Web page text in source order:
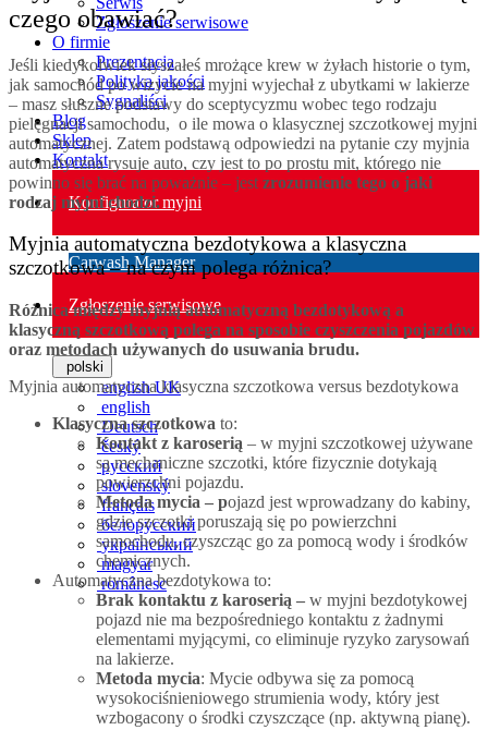
Zgłoszenie serwisowe
O firmie
Prezentacja
Polityka jakości
Sygnaliści
Blog
Sklep
Kontakt
Konfigurator myjni
Carwash Manager
Zgłoszenie serwisowe
polski
english UK
english
Deutsch
český
русский
slovenský
français
белорусский
український
magyar
românesc
czego obawiać?
Jeśli kiedykolwiek słyszałeś mrożące krew w żyłach historie o tym,
jak samochód po wizycie na myjni wyjechał z ubytkami w lakierze
– masz słuszne podstawy do sceptycyzmu wobec tego rodzaju
pielęgnacji samochodu, o ile mowa o klasycznej szczotkowej myjni
automatycznej. Zatem podstawą odpowiedzi na pytanie czy myjnia
automatyczna rysuje auto, czy jest to po prostu mit, którego nie
powinno się brać na poważnie – jest zrozumienie tego o jaki
rodzaj myjni chodzi.
Myjnia automatyczna bezdotykowa a klasyczna
szczotkowa – na czym polega różnica?
Różnica między myjnią automatyczną bezdotykową a
klasyczną szczotkową polega na sposobie czyszczenia pojazdów
oraz metodach używanych do usuwania brudu.
Myjnia automatyczna klasyczna szczotkowa versus bezdotykowa
Klasyczna szczotkowa to:
Kontakt z karoserią – w myjni szczotkowej używane
są mechaniczne szczotki, które fizycznie dotykają
powierzchni pojazdu.
Metoda mycia – pojazd jest wprowadzany do kabiny,
gdzie szczotki poruszają się po powierzchni
samochodu, czyszcząc go za pomocą wody i środków
chemicznych.
Automatyczna bezdotykowa to:
Brak kontaktu z karoserią – w myjni bezdotykowej
pojazd nie ma bezpośredniego kontaktu z żadnymi
elementami myjącymi, co eliminuje ryzyko zarysowań
na lakierze.
Metoda mycia: Mycie odbywa się za pomocą
wysokociśnieniowego strumienia wody, który jest
wzbogacony o środki czyszczące (np. aktywną pianę).